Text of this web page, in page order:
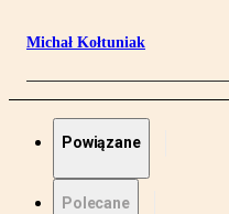
Michał Kołtuniak
Powiązane
Polecane